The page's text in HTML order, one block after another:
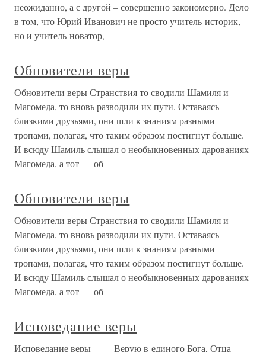
неожиданно, а с другой – совершенно закономерно. Дело
в том, что Юрий Иванович не просто учитель-историк,
но и учитель-новатор,
Обновители веры
Обновители веры Странствия то сводили Шамиля и
Магомеда, то вновь разводили их пути. Оставаясь
близкими друзьями, они шли к знаниям разными
тропами, полагая, что таким образом постигнут больше.
И всюду Шамиль слышал о необыкновенных дарованиях
Магомеда, а тот — об
Обновители веры
Обновители веры Странствия то сводили Шамиля и
Магомеда, то вновь разводили их пути. Оставаясь
близкими друзьями, они шли к знаниям разными
тропами, полагая, что таким образом постигнут больше.
И всюду Шамиль слышал о необыкновенных дарованиях
Магомеда, а тот — об
Исповедание веры
Исповедание веры Верую в единого Бога, Отца